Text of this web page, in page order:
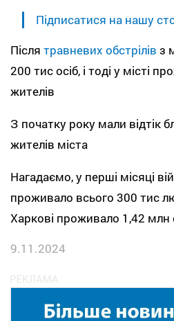
Підписатися на нашу
Після травневих обстрілів з
200 тис осіб, і тоді у місті
жителів
З початку року мали відтік
жителів міста
Нагадаємо, у перші місяці
проживало всього 300 тис
Харкові проживало 1,42 млн
9.11.2024